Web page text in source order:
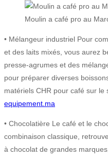
Moulin a café pro au
• Mélangeur industriel Pour
et des laits mixés, vous aurez
presse-agrumes et des
pour préparer diverses
matériels CHR pour café sur le
equipement.ma
• Chocolatière Le café et le
combinaison classique,
à chocolat de grandes